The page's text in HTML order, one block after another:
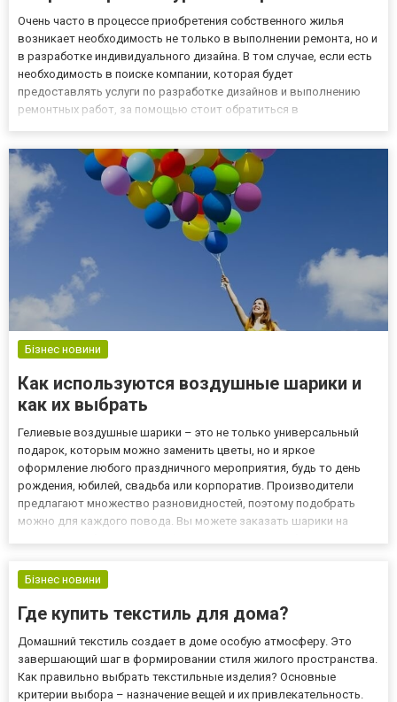
Очень часто в процессе приобретения собственного жилья
возникает необходимость не только в выполнении ремонта, но и
в разработке индивидуального дизайна. В том случае, если есть
необходимость в поиске компании, которая будет
предоставлять услуги по разработке дизайнов и выполнению
ремонтных работ, за помощью стоит обратиться в
помещений, оф...
Бізнес новини
Как используются воздушные шарики и
как их выбрать
Гелиевые воздушные шарики – это не только универсальный
подарок, которым можно заменить цветы, но и яркое
оформление любого праздничного мероприятия, будь то день
рождения, юбилей, свадьба или корпоратив. Производители
предлагают множество разновидностей, поэтому подобрать
можно для каждого повода. Вы можете заказать шарики на
Возраст одариваемого н...
Бізнес новини
Где купить текстиль для дома?
Домашний текстиль создает в доме особую атмосферу. Это
завершающий шаг в формировании стиля жилого пространства.
Как правильно выбрать текстильные изделия? Основные
критерии выбора – назначение вещей и их привлекательность.